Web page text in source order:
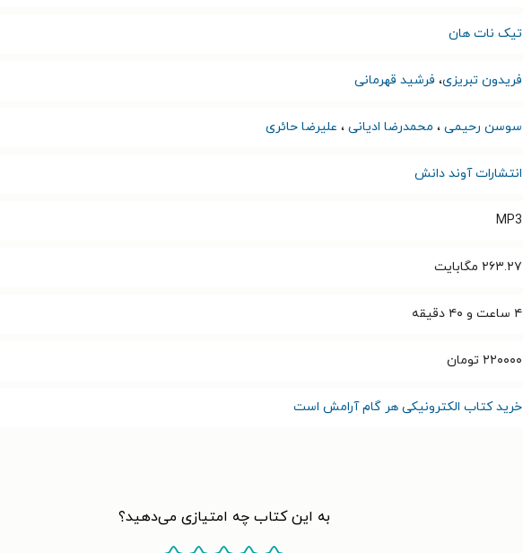
تیک نات هان
فریدون تبریزی، فرشید قهرمانی
سوسن رحیمی ، محمدرضا ادیانی ، علیرضا حائری
انتشارات آوند دانش
MP3
۲۶۳.۲۷ مگابایت
۴ ساعت و ۴۰ دقیقه
۲۲۰۰۰۰ تومان
خرید کتاب الکترونیکی هر گام آرامش است
به این کتاب چه امتیازی می‌دهید؟